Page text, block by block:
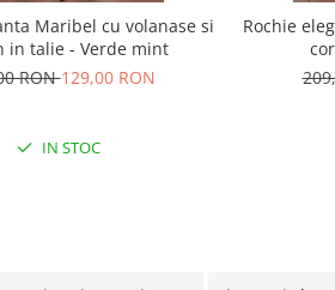
Maribel cu volanase si
in talie - Verde mint
RON129,00 RON
IN STOC
Rochie